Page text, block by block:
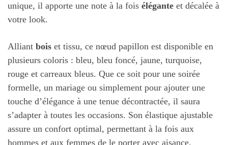
unique, il apporte une note à la fois élégante et décalée à
votre look.
Alliant bois et tissu, ce nœud papillon est disponible en
plusieurs coloris : bleu, bleu foncé, jaune, turquoise,
rouge et carreaux bleus. Que ce soit pour une soirée
formelle, un mariage ou simplement pour ajouter une
touche d’élégance à une tenue décontractée, il saura
s’adapter à toutes les occasions. Son élastique ajustable
assure un confort optimal, permettant à la fois aux
hommes et aux femmes de le porter avec aisance.